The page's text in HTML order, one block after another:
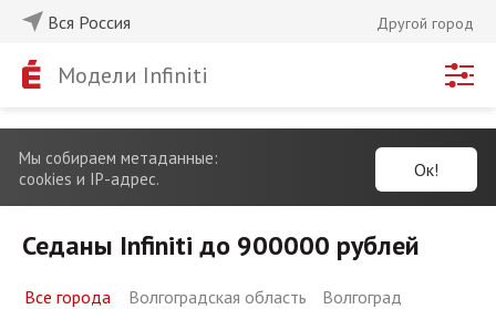
Вся Россия Другой город
Модели Infiniti
Мы собираем метаданные:
cookies и IP-адрес.
Ок!
Седаны Infiniti до 900000 рублей
Все города Волгоградская область
Волгоград